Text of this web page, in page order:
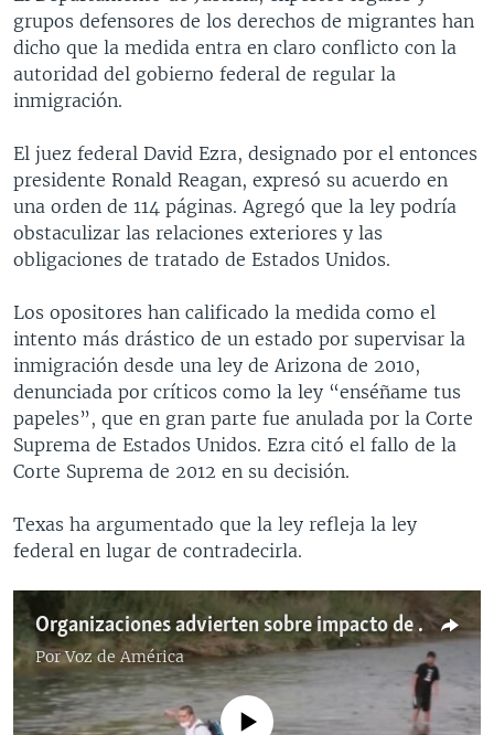
grupos defensores de los derechos de migrantes han
dicho que la medida entra en claro conflicto con la
autoridad del gobierno federal de regular la
inmigración.
El juez federal David Ezra, designado por el entonces
presidente Ronald Reagan, expresó su acuerdo en
una orden de 114 páginas. Agregó que la ley podría
obstaculizar las relaciones exteriores y las
obligaciones de tratado de Estados Unidos.
Los opositores han calificado la medida como el
intento más drástico de un estado por supervisar la
inmigración desde una ley de Arizona de 2010,
denunciada por críticos como la ley “enséñame tus
papeles”, que en gran parte fue anulada por la Corte
Suprema de Estados Unidos. Ezra citó el fallo de la
Corte Suprema de 2012 en su decisión.
Texas ha argumentado que la ley refleja la ley
federal en lugar de contradecirla.
Organizaciones advierten sobre impacto de nueva ley migratoria en Texas
PorVoz de América
No media source currently available